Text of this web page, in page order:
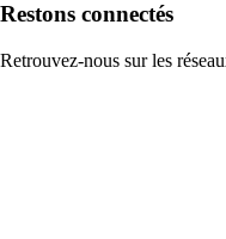
Restons connectés
Retrouvez-nous sur les